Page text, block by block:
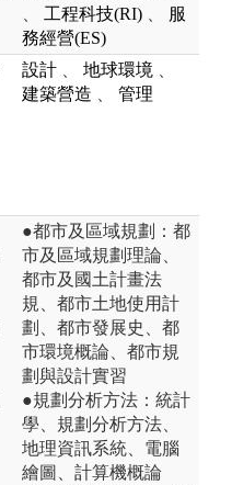
工程科技(RI)
服
務經營(ES)
設計 地球環境
建築營造
管理
●都市及區域規劃：都
市及區域規劃理論、
都市及國土計畫法
規、都市土地使用計
劃、都市發展史、都
市環境概論、都市規
劃與設計實習
●規劃分析方法：統計
學、規劃分析方法、
地理資訊系統、電腦
繪圖、計算機概論